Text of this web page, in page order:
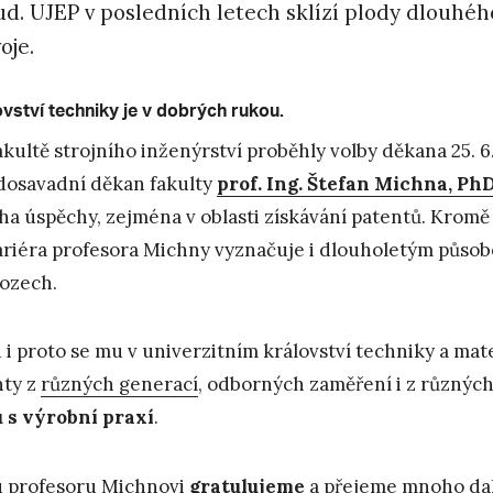
UJEP v posledních letech sklízí plody
techniky je v dobrých rukou.
strojního inženýrství proběhly volby děkana 25.
děkan fakulty prof. Ing. Štefan Michna,
úspěchy, zejména v oblasti získávání patentů.
profesora Michny vyznačuje i dlouholetým
i proto se mu v univerzitním království techniky a
z různých generací, odborných zaměření i z
s výrobní praxí.
profesoru Michnovi gratulujeme a přejeme mnoho